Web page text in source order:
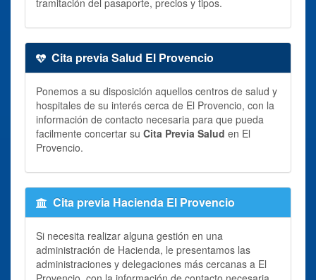
Cita previa Salud El Provencio
Ponemos a su disposición aquellos centros de salud y
hospitales de su interés cerca de El Provencio, con la
información de contacto necesaria para que pueda
facilmente concertar su Cita Previa Salud en El
Provencio.
Cita previa Hacienda El Provencio
Si necesita realizar alguna gestión en una
administración de Hacienda, le presentamos las
administraciones y delegaciones más cercanas a El